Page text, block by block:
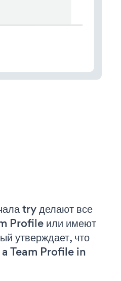
try делают все
Profile или имеют
утверждает, что
a Team Profile in